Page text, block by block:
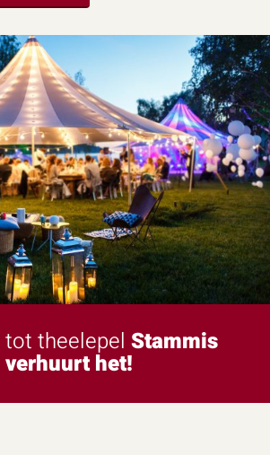
theelepel Stammis
verhuurt het!